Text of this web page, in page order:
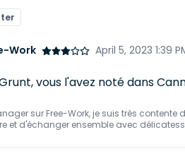
Work April 5, 2023 1:39
vous l'avez noté dans
sur Free-Work, je suis très contente
et d'échanger ensemble avec